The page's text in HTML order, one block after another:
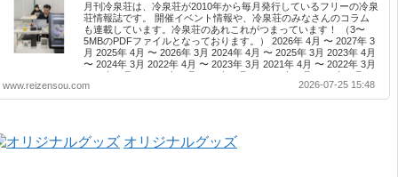
月刊冷泉荘は、冷泉荘が2010年から毎月発行しているフリーの冷泉
荘情報誌です。 開催イベント情報や、冷泉荘のみなさんのコラム
も連載しています。冷泉荘のあれこれがつまっています！ （3〜
5MBのPDFファイルとなっております。） 2026年 4月 〜 2027年 3
月 2025年 4月 〜 2026年 3月 2024年 4月 〜 2025年 3月 2023年 4月
〜 2024年 3月 2022年 4月 〜 2023年 3月 2021年 4月 〜 2022年 3月
2020年 4月 〜 2021年 3月 2019年 4月 〜 2020年 3月 2018年 4月 〜
2019年 3月 2017年 4月 〜 2018年 3月 2016年 4月 〜 2017年 3月
2015年 4月 〜 2016年 3月 2014年 4月 〜 2015年 3月 2013...
www.reizensou.com 2026-07-25 15:48
オリジナルグッズ